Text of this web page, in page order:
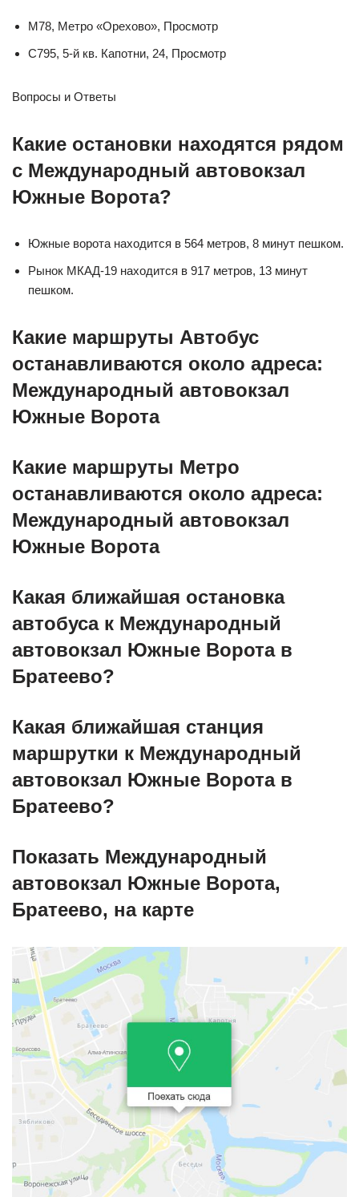
М78, Метро «Орехово», Просмотр
С795, 5-й кв. Капотни, 24, Просмотр
Вопросы и Ответы
Какие остановки находятся рядом
с Международный автовокзал
Южные Ворота?
Южные ворота находится в 564 метров, 8 минут пешком.
Рынок МКАД-19 находится в 917 метров, 13 минут
пешком.
Какие маршруты Автобус
останавливаются около адреса:
Международный автовокзал
Южные Ворота
Какие маршруты Метро
останавливаются около адреса:
Международный автовокзал
Южные Ворота
Какая ближайшая остановка
автобуса к Международный
автовокзал Южные Ворота в
Братеево?
Какая ближайшая станция
маршрутки к Международный
автовокзал Южные Ворота в
Братеево?
Показать Международный
автовокзал Южные Ворота,
Братеево, на карте